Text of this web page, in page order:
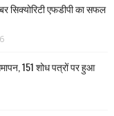
सिक्योरिटी एफडीपी का सफल
151 शोध पत्रों पर हुआ